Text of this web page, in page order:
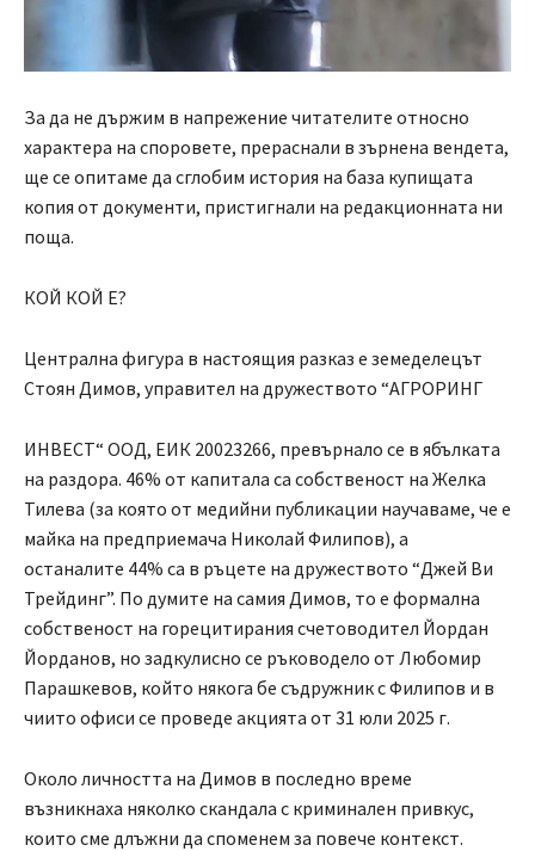
За да не държим в напрежение читателите относно
характера на споровете, прераснали в зърнена вендета,
ще се опитаме да сглобим история на база купищата
копия от документи, пристигнали на редакционната ни
поща.
КОЙ КОЙ Е?
Централна фигура в настоящия разказ е земеделецът
Стоян Димов, управител на дружеството “АГРОРИНГ
ИНВЕСТ“ ООД, ЕИК 20023266, превърнало се в ябълката
на раздора. 46% от капитала са собственост на Желка
Тилева (за която от медийни публикации научаваме, че е
майка на предприемача Николай Филипов), а
останалите 44% са в ръцете на дружеството “Джей Ви
Трейдинг”. По думите на самия Димов, то е формална
собственост на горецитирания счетоводител Йордан
Йорданов, но задкулисно се ръководело от Любомир
Парашкевов, който някога бе съдружник с Филипов и в
чиито офиси се проведе акцията от 31 юли 2025 г.
Около личността на Димов в последно време
възникнаха няколко скандала с криминален привкус,
които сме длъжни да споменем за повече контекст.